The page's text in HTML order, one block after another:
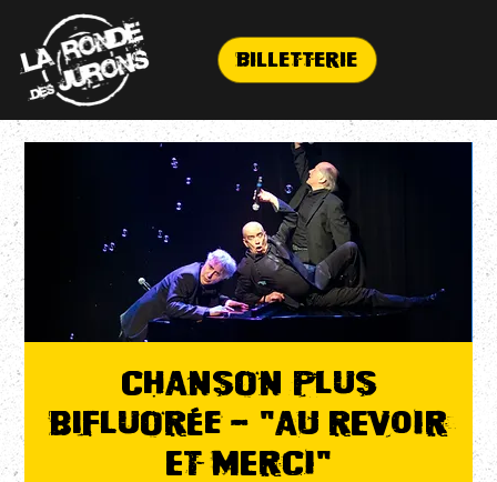
Billetterie
CHANSON PLUS
BIFLUORÉE - "Au Revoir
et Merci"